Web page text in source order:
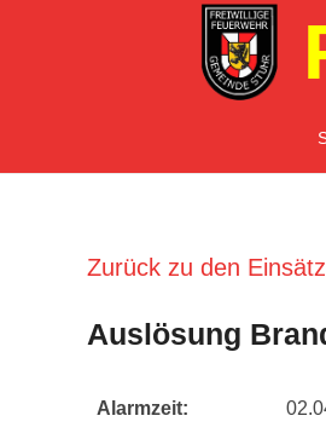
Zurück zu den
Auslösung
Alarmzeit: